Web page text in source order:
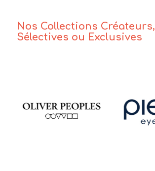
Nos Collections Créateurs,
Sélectives ou Exclusives